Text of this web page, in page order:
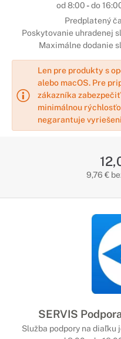
od 8:00 -do
Predplatený
Poskytovanie uhradenej
Maximálne dodanie
Len pre produkty s
alebo macOS. Pre
zákazníka
minimálnou
negarantuje
9,76 €
SERVIS
Služba podpory na diaľku